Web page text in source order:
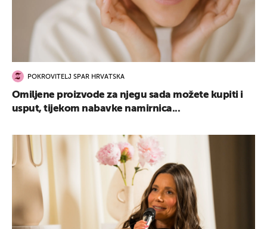
POKROVITELJ SPAR HRVATSKA
Omiljene proizvode za njegu sada možete kupiti i
usput, tijekom nabavke namirnica...